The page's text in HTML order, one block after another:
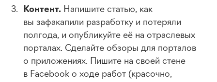
Контент. Напишите статью, как
вы зафакапили разработку и потеряли
полгода, и опубликуйте её на отраслевых
порталах. Сделайте обзоры для порталов
о приложениях. Пишите на своей стене
в Facebook о ходе работ (красочно,